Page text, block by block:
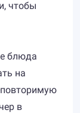
чтобы
блюда
на
в